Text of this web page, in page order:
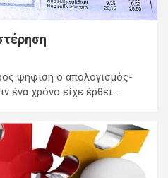
ψηφιση ο απολογισμός-
ένα χρόνο είχε έρθει…